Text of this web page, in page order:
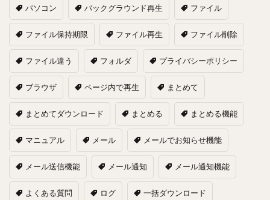
パソコン バックグラウンド再生 ファイル
ファイル保持期限 ファイル再生 ファイル削除
ファイル違う フォルダ プライバシーポリシー
ブラウザ ページ内で再生 まとめて
まとめてダウンロード まとめる まとめる機能
マニュアル メール メールでお知らせ機能
メール送信機能 メール通知 メール通知機能
よくある質問 ログ 一括ダウンロード